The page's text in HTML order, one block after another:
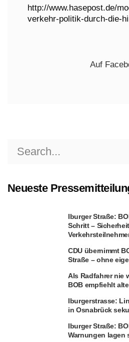
http://www.hasepost.de/
verkehr-politik-durch-die-
Auf
for:
Neueste
Iburger Straße:
Schritt –
CDU übernimmt
Straße – ohne
Als Radfahrer nie
BOB empfiehlt
Iburgerstrasse:
in Osnabrück
Iburger Straße:
Warnungen lagen